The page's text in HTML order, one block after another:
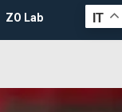
ZO Lab IT